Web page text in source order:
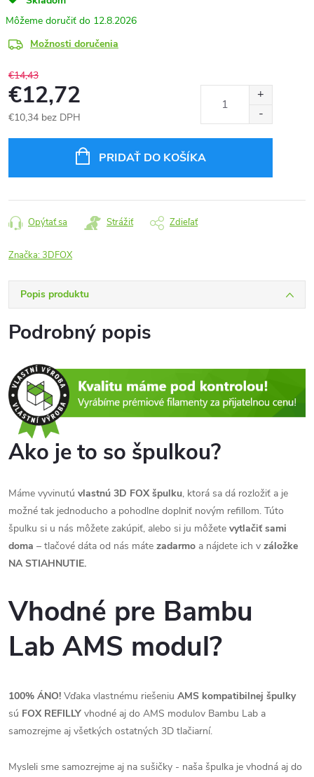
12.8.2026
Možnosti doručenia
€14,43
€12,72
€10,34 bez DPH
PRIDAŤ DO KOŠÍKA
Opýtať sa Strážiť Zdieľať
Značka:3DFOX
Popis produktu
Podrobný popis
Ako je to so špulkou?
Máme vyvinutú vlastnú 3D FOX špulku, ktorá sa dá rozložiť a je
možné tak jednoducho a pohodlne doplniť novým refillom. Túto
špulku si u nás môžete zakúpiť, alebo si ju môžete vytlačiť sami
doma – tlačové dáta od nás máte zadarmo a nájdete ich v záložke
NA STIAHNUTIE.
Vhodné pre Bambu
Lab AMS modul?
100% ÁNO! Vďaka vlastnému riešeniu AMS kompatibilnej špulky
sú FOX REFILLY vhodné aj do AMS modulov Bambu Lab a
samozrejme aj všetkých ostatných 3D tlačiarní.
Mysleli sme samozrejme aj na sušičky - naša špulka je vhodná aj do